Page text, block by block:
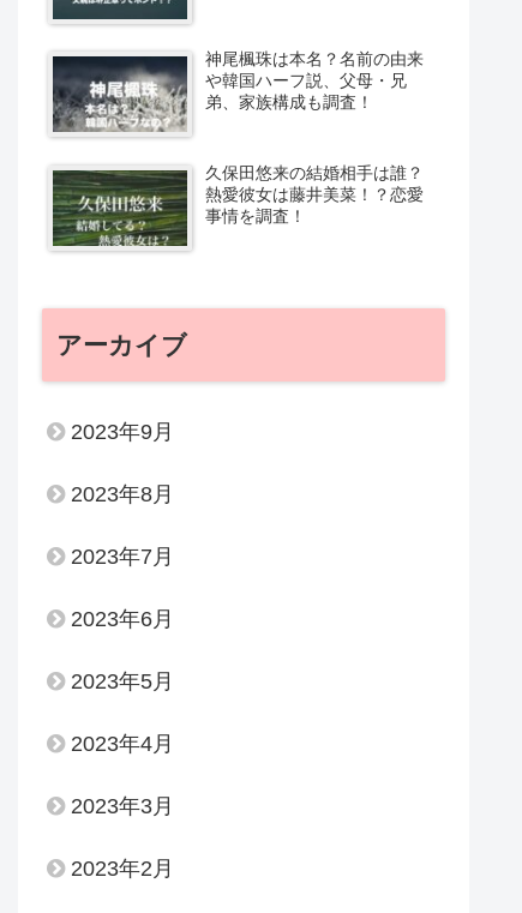
神尾楓珠は本名？名前の由来
や韓国ハーフ説、父母・兄
弟、家族構成も調査！
久保田悠来の結婚相手は誰？
熱愛彼女は藤井美菜！？恋愛
事情を調査！
アーカイブ
2023年9月
2023年8月
2023年7月
2023年6月
2023年5月
2023年4月
2023年3月
2023年2月